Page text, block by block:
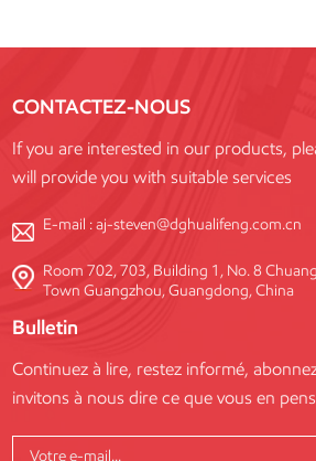
CONTACTEZ-NOUS
If you are interested in our products,
will provide you with suitable services
E-mail :aj-steven@dghualifeng.com.cn
Room 702, 703, Building 1, No. 8
Town Guangzhou, Guangdong, China
Bulletin
Continuez à lire, restez informé,
invitons à nous dire ce que vous en